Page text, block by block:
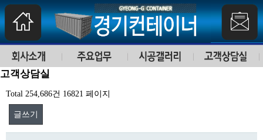
고객상담실
Total 254,686건 16821 페이지
글쓰기